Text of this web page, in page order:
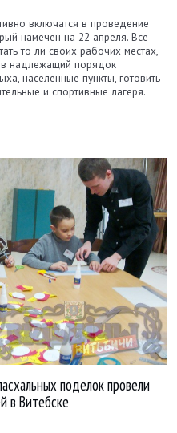
включатся в проведение
намечен на 22 апреля. Все
то ли своих рабочих местах,
в надлежащий порядок
населенные пункты, готовить
и спортивные лагеря.
поделок провели
в Витебске